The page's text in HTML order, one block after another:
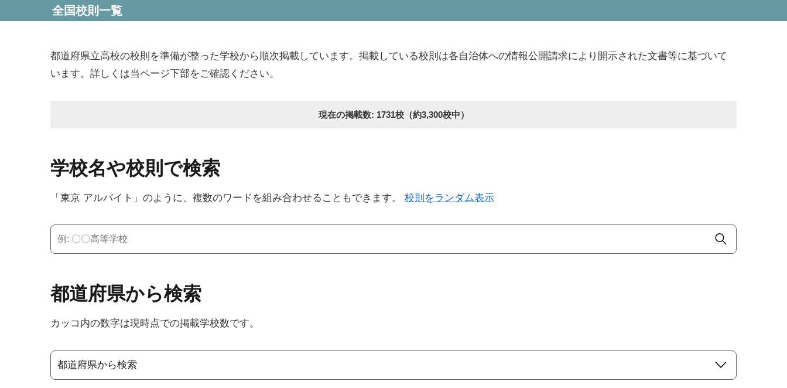
全国校則一覧
都道府県立高校の校則を準備が整った学校から順次掲載しています。掲載している校則は各自治体への情報公開請求により開示された文書等に基づいて
います。詳しくは当ページ下部をご確認ください。
現在の掲載数: 1731校（約3,300校中）
学校名や校則で検索
「東京 アルバイト」のように、複数のワードを組み合わせることもできます。 校則をランダム表示
都道府県から検索
カッコ内の数字は現時点での掲載学校数です。